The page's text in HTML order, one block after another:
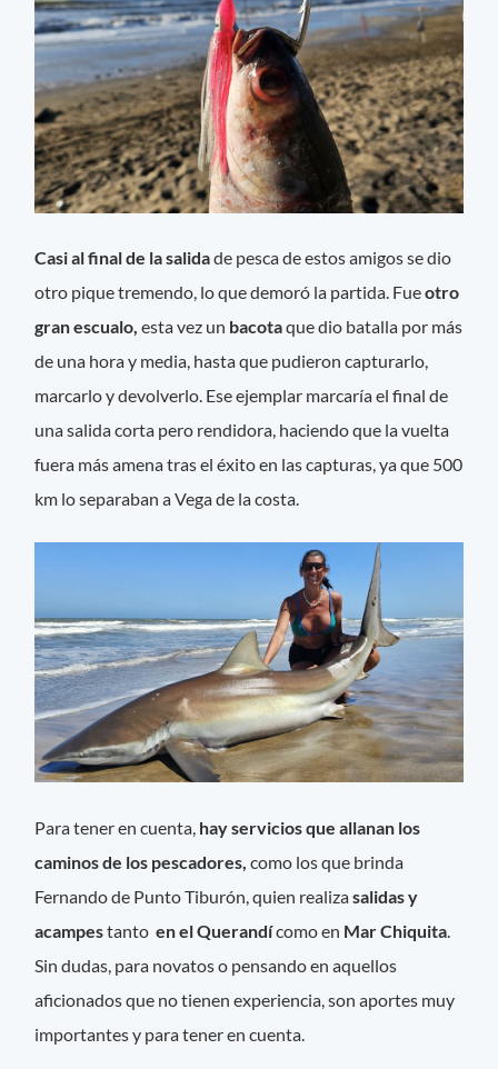
Casi al final de la salidade pesca de estos amigos se dio
otro pique tremendo, lo que demoró la partida. Fueotro
gran escualo,esta vez un bacotaque dio batalla por más
de una hora y media, hasta que pudieron capturarlo,
marcarlo y devolverlo. Ese ejemplar marcaría el final de
una salida corta pero rendidora, haciendo que la vuelta
fuera más amena tras el éxito en las capturas, ya que 500
km lo separaban a Vega de la costa.
Para tener en cuenta, hay servicios que allanan los
caminos de los pescadores,como los que brinda
Fernando de Punto Tiburón, quien realizasalidas y
acampestanto en el Querandícomo en Mar Chiquita
Sin dudas, para novatos o pensando en aquellos
aficionados que no tienen experiencia, son aportes muy
importantes y para tener en cuenta.